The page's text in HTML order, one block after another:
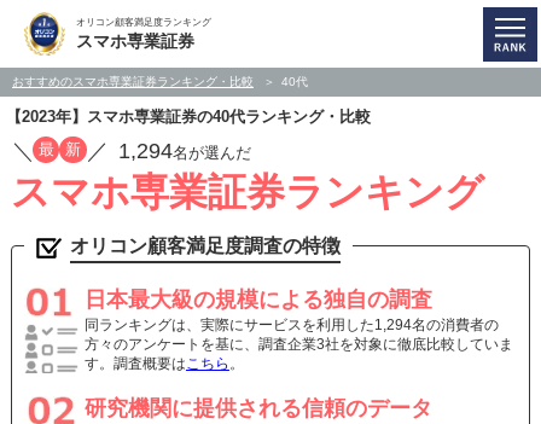
オリコン顧客満足度ランキング
スマホ専業証券
おすすめのスマホ専業証券ランキング・比較 40代
【2023年】スマホ専業証券の40代ランキング・比較
／ 最 新 ／ 1,294名が選んだ
スマホ専業証券ランキング
オリコン顧客満足度調査の特徴
日本最大級の規模による独自の調査
同ランキングは、実際にサービスを利用した1,294名の消費者の
方々のアンケートを基に、調査企業3社を対象に徹底比較していま
す。調査概要はこちら 。
研究機関に提供される信頼のデータ